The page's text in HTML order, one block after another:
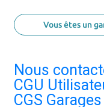
Vous êtes un
Nous
CGU
CGS Garages